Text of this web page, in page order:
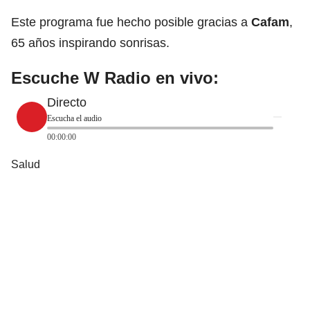
Este programa fue hecho posible gracias a Cafam,
65 años inspirando sonrisas.
Escuche W Radio en vivo:
Directo
Escucha el audio
00:00:00
Salud